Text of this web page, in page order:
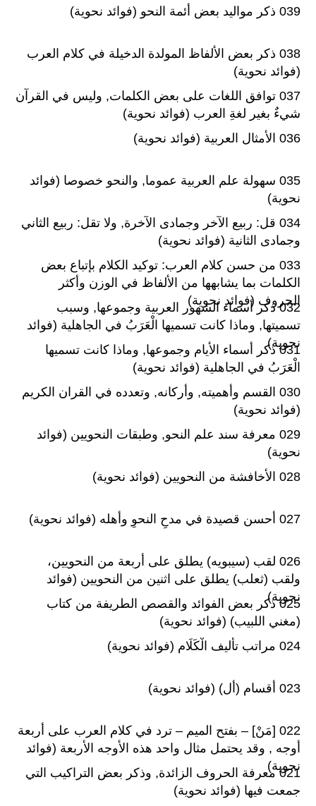
039 ذكر مواليد بعض أئمة النحو (فوائد نحوية)
038 ذكر بعض الألفاظ المولدة الدخيلة في كلام العرب
(فوائد نحوية)
037 توافق اللغات على بعض الكلمات, وليس في القرآن
شيءٌ بغير لغةِ العرب (فوائد نحوية)
036 الأمثال العربية (فوائد نحوية)
035 سهولة علم العربية عموما, والنحو خصوصا (فوائد
نحوية)
034 قل: ربيع الآخر وجمادى الآخرة, ولا تقل: ربيع الثاني
وجمادى الثانية (فوائد نحوية)
033 من حسن كلام العرب: توكيد الكلام بإتباع بعض
الكلمات بما يشابهها من الألفاظ في الوزن وأكثر
الحروف (فوائد نحوية)
032 ذكر أسماء الشهور العربية وجموعها, وسبب
تسميتها, وماذا كانت تسميها الْعَرَبُ في الجاهلية (فوائد
نحوية)031 ذكر أسماء الأيام وجموعها, وماذا كانت تسميها
الْعَرَبُ في الجاهلية (فوائد نحوية)
030 القسم وأهميته, وأركانه, وتعدده في القران الكريم
(فوائد نحوية)
029 معرفة سند علم النحو, وطبقات النحويين (فوائد
نحوية)
028 الأخافشة من النحويين (فوائد نحوية)
027 أحسن قصيدة في مدحِ النحوِ وأَهله (فوائد نحوية)
026 لقب (سيبويه) يطلق على أربعة من النحويين،
ولقب (ثعلب) يطلق على اثنين من النحويين (فوائد
نحوية)025 ذكر بعض الفوائد والقصص الطريفة من كتاب
(مغني اللبيب) (فوائد نحوية)
024 مراتب تأليف الْكَلَام (فوائد نحوية)
023 أقسام (أل) (فوائد نحوية)
022 [مَنْ] – بفتح الميم – ترد في كلام العرب على أربعة
أوجه , وقد يحتمل مثال واحد هذه الأوجه الأربعة (فوائد
نحوية)021 معرفة الحروف الزائدة, وذكر بعض التراكيب التي
جمعت فيها (فوائد نحوية)